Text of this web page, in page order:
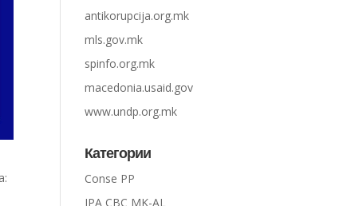
antikorupcija.org.mk
mls.gov.mk
spinfo.org.mk
macedonia.usaid.gov
www.undp.org.mk
Категории
Conse PP
IPA CBC MK-AL